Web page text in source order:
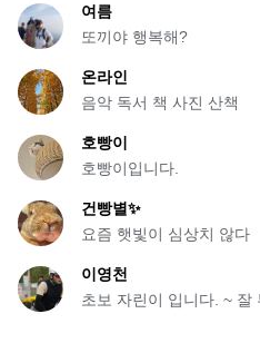
여름
또끼야 행복해?
온라인
음악 독서 책 사진 산책
호빵이
호빵이입니다.
건빵별✨️
요즘 햇빛이 심상치 않다
이영천
초보 자린이 입니다. ~ 잘